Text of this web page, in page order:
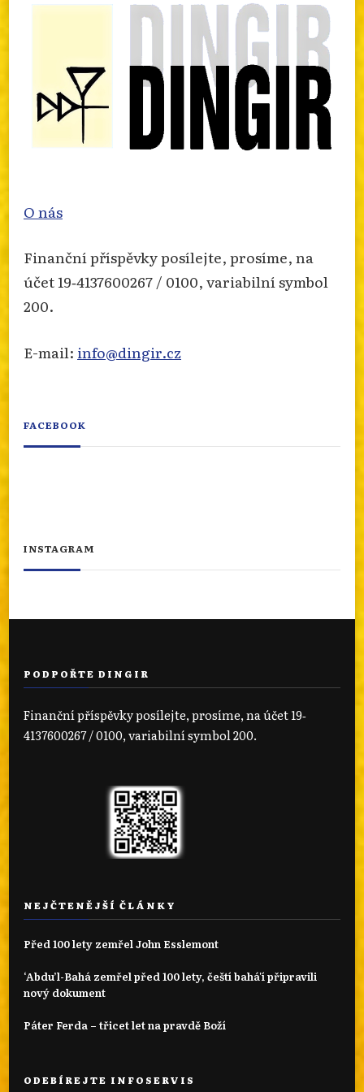
Photo
O nás
Finanční příspěvky posílejte, prosíme, na
účet 19‐4137600267 / 0100, variabilní symbol
200.
E-mail: info@dingir.cz
FACEBOOK
INSTAGRAM
PODPOŘTE DINGIR
Finanční příspěvky posílejte, prosíme, na účet 19‐
4137600267 / 0100, variabilní symbol 200.
NEJČTENĚJŠÍ ČLÁNKY
Před 100 lety zemřel John Esslemont
‘Abdu’l-Bahá zemřel před 100 lety, čeští bahá'í připravili
nový dokument
Páter Ferda – třicet let na pravdě Boží
ODEBÍREJTE INFOSERVIS